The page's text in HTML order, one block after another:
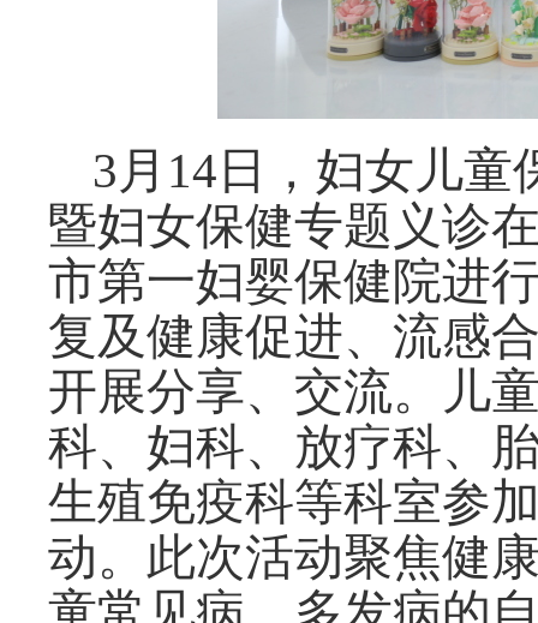
3月 14 日，妇女儿童
暨妇女保健专题义诊
市第一妇婴保健院进
复及健康促进、流感
开展分享、交流。儿
科、妇科、放疗科、
生殖免疫科等科室参
动。此次活动聚焦健